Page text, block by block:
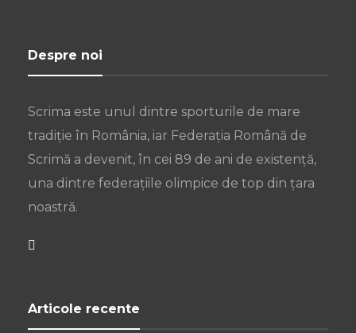
Despre noi
Scrima este unul dintre sporturile de mare
tradiție în România, iar Federația Română de
Scrimă a devenit, în cei 89 de ani de existență,
una dintre federațiile olimpice de top din țara
noastră.
Articole recente